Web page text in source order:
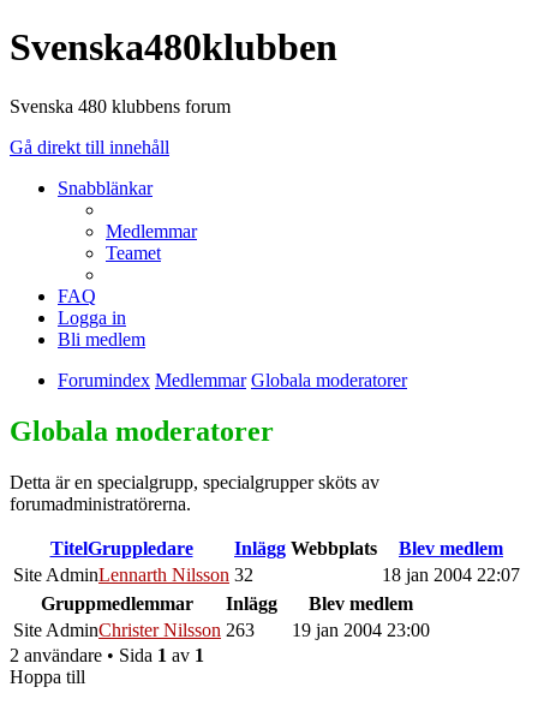
Svenska480klubben
Svenska 480 klubbens forum
Gå direkt till innehåll
Snabblänkar
Medlemmar
Teamet
FAQ
Logga in
Bli medlem
Forumindex Medlemmar Globala moderatorer
Globala moderatorer
Detta är en specialgrupp, specialgrupper sköts av
forumadministratörerna.
TitelGruppledare Inlägg Webbplats
Blev medlem
Site AdminLennarth Nilsson 32
18 jan 2004 22:07
Gruppmedlemmar
Inlägg
Blev medlem
Site AdminChrister Nilsson 263
19 jan 2004 23:00
2 användare • Sida 1 av 1
Hoppa till